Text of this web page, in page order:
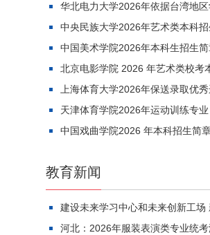
华北电力大学2026年依据台湾地
中央民族大学2026年艺术类本科
中国美术学院2026年本科生招生
北京电影学院 2026 年艺术类校考
上海体育大学2026年保送录取优
天津体育学院2026年运动训练专
中国戏曲学院2026 年本科招生简
教育新闻
建设未来学习中心和未来创新工场
河北：2026年服装表演类专业统